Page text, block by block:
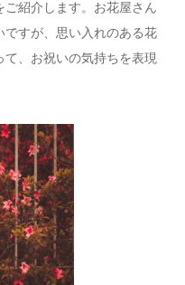
紹介します。お花屋さん
すが、思い入れのある花
、お祝いの気持ちを表現